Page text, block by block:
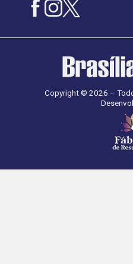
Copyright © 2026 –